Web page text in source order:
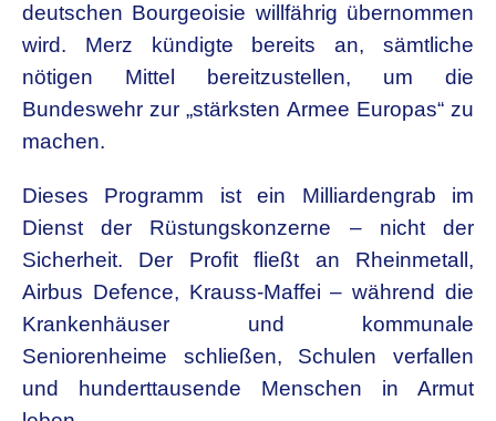
deutschen Bourgeoisie willfährig übernommen
wird. Merz kündigte bereits an, sämtliche
nötigen Mittel bereitzustellen, um die
Bundeswehr zur „stärksten Armee Europas“ zu
machen.
Dieses Programm ist ein Milliardengrab im
Dienst der Rüstungskonzerne – nicht der
Sicherheit. Der Profit fließt an Rheinmetall,
Airbus Defence, Krauss-Maffei – während die
Krankenhäuser und kommunale
Seniorenheime schließen, Schulen verfallen
und hunderttausende Menschen in Armut